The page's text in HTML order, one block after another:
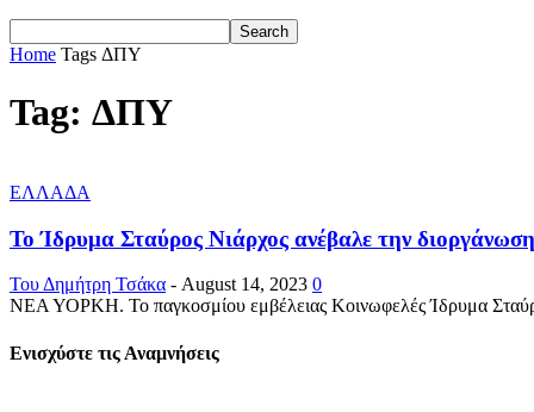
Home Tags ΔΠΥ
Tag: ΔΠΥ
ΕΛΛΑΔΑ
Το Ίδρυμα Σταύρος Νιάρχος ανέβαλε την
Του Δημήτρη Τσάκα - August 14, 2023 0
ΝΕΑ ΥΟΡΚΗ. Το παγκοσμίου εμβέλειας Κοινωφελές Ίδρυμα
Ενισχύστε τις Αναμνήσεις